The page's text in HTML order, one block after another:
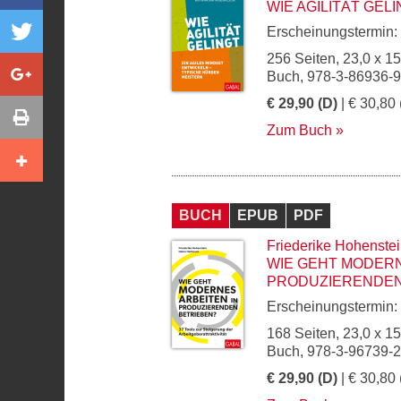
WIE AGILITÄT
Erscheinungstermin:
256 Seiten, 23,0 x
Buch, 978-3-86936-
€ 29,90 (D) | € 30,80
Zum Buch
BUCH EPUB
PDF
Friederike
WIE GEHT
Erscheinungstermin:
168 Seiten, 23,0 x
Buch, 978-3-96739-
€ 29,90 (D) | € 30,80